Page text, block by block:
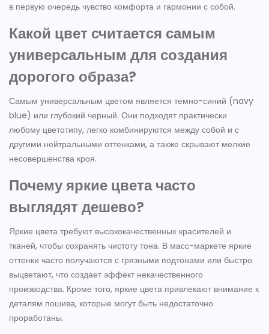
в первую очередь чувство комфорта и гармонии с собой.
Какой цвет считается самым
универсальным для создания
дорогого образа?
Самым универсальным цветом является темно-синий (navy
blue) или глубокий черный. Они подходят практически
любому цветотипу, легко комбинируются между собой и с
другими нейтральными оттенками, а также скрывают мелкие
несовершенства кроя.
Почему яркие цвета часто
выглядят дешево?
Яркие цвета требуют высококачественных красителей и
тканей, чтобы сохранять чистоту тона. В масс-маркете яркие
оттенки часто получаются с грязными подтонами или быстро
выцветают, что создает эффект некачественного
производства. Кроме того, яркие цвета привлекают внимание к
деталям пошива, которые могут быть недостаточно
проработаны.